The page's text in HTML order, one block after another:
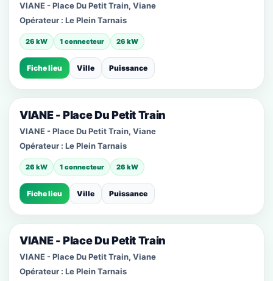
VIANE - Place Du Petit Train, Viane
Opérateur : Le Plein Tarnais
26 kW 1 connecteur 26 kW
Fiche lieu Ville Puissance
VIANE - Place Du Petit Train
VIANE - Place Du Petit Train, Viane
Opérateur : Le Plein Tarnais
26 kW 1 connecteur 26 kW
Fiche lieu Ville Puissance
VIANE - Place Du Petit Train
VIANE - Place Du Petit Train, Viane
Opérateur : Le Plein Tarnais